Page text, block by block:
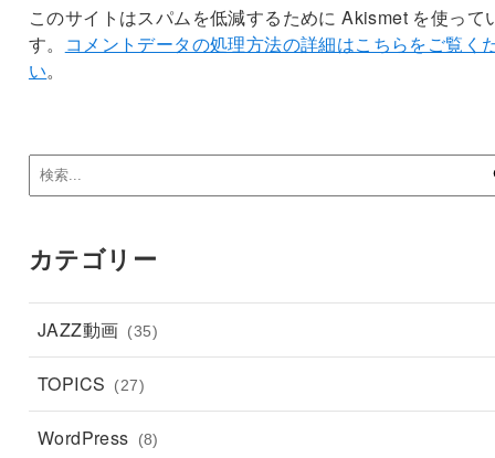
このサイトはスパムを低減するために Akismet を使って
す。 コメントデータの処理方法の詳細はこちらをご覧く
い。
カテゴリー
JAZZ動画 (35)
TOPICS (27)
WordPress (8)